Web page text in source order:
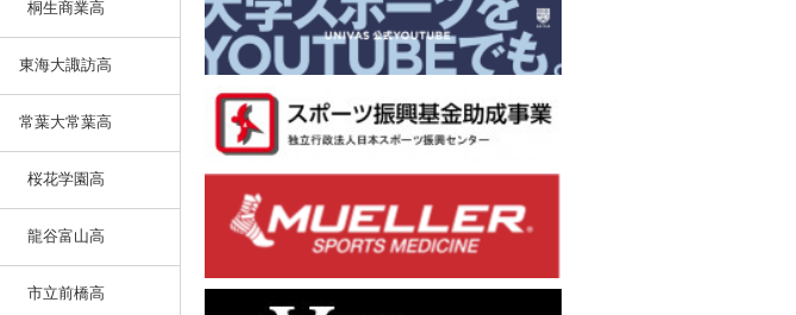
桐生商業高
東海大諏訪高
常葉大常葉高
桜花学園高
龍谷富山高
市立前橋高